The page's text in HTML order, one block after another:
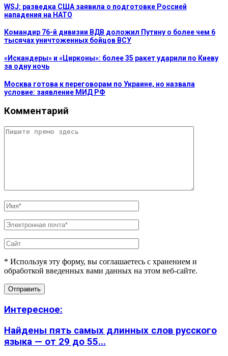
WSJ: разведка США заявила о подготовке Россией
нападения на НАТО
Командир 76-й дивизии ВДВ доложил Путину о более чем 6
тысячах уничтоженных бойцов ВСУ
«Искандеры» и «Цирконы»: более 35 ракет ударили по Киеву
за одну ночь
Москва готова к переговорам по Украине, но назвала
условие: заявление МИД РФ
Комментарий
* Используя эту форму, вы соглашаетесь с хранением и
обработкой введенных вами данных на этом веб-сайте.
Интересное:
Найдены пять самых длинных слов русского
языка — от 29 до 55...